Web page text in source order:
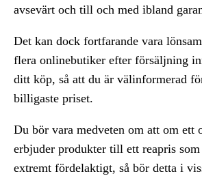
avsevärt och till och med ibland
Det kan dock fortfarande vara
flera onlinebutiker efter försäljning
ditt köp, så att du är välinformerad
billigaste priset.
Du bör vara medveten om att om ett
erbjuder produkter till ett reapris som
extremt fördelaktigt, så bör detta i